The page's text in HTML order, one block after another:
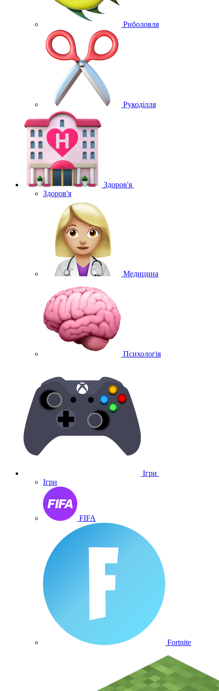
Риболовля
Рукоділля
Здоров'я
Здоров'я
Медицина
Психологія
Ігри
Ігри
FIFA
Fortnite